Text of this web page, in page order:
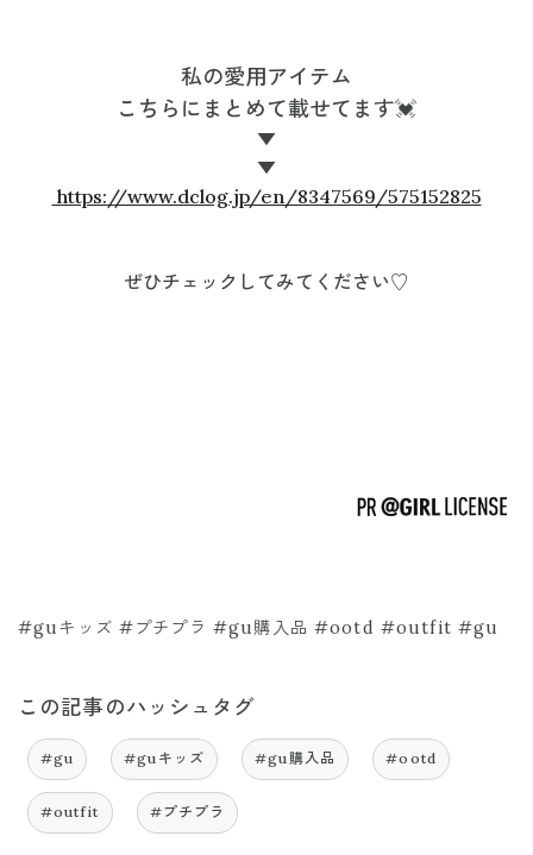
私の愛用アイテム
こちらにまとめて載せてます💓
▼
▼
https://www.dclog.jp/en/8347569/575152825
ぜひチェックしてみてください♡
#guキッズ #プチプラ #gu購入品 #ootd #outfit #gu
この記事のハッシュタグ
#gu #guキッズ #gu購入品 #ootd
#outfit #プチプラ